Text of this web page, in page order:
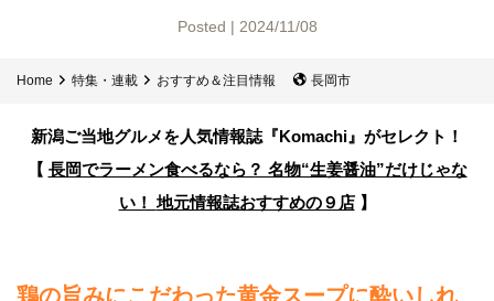
Posted | 2024/11/08
Home 特集・連載 おすすめ＆注目情報 長岡市
新潟ご当地グルメを人気情報誌 『Komachi』がセレクト！
【 長岡でラーメン食べるなら？ 名物“生姜醤油”だけじゃな
い！地元情報誌おすすめの９店】
鶏の旨みにこだわった黄金スープに酔いしれ